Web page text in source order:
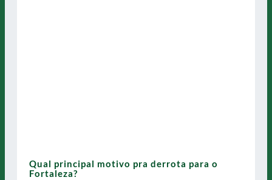
Qual principal motivo pra derrota para o
Fortaleza?